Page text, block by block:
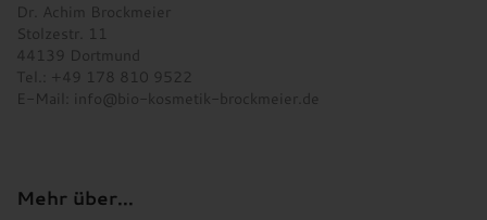
Dr. Achim Brockmeier
Stolzestr. 11
44139 Dortmund
Tel.: +49 178 810 9522
E-Mail:
info@bio-kosmetik-brockmeier.de
Mehr über...